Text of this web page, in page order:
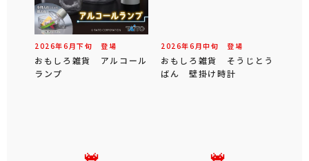
2026年6 月下旬 登場
おもしろ雑貨 アルコール
ランプ
2026年6 月中旬 登場
おもしろ雑貨 そうじとう
ばん 壁掛け時計